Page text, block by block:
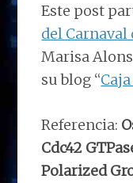
Este post
del Carnaval
Marisa
su blog “
Referencia:
Cdc42
Polarized